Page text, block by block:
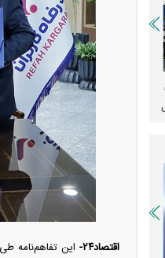
اقتصاد۲۴-
این تفاهم‌نامه
آغاز فروش نقدی با تحویل فوری
+ جزئیات